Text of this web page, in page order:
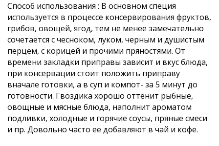
Способ использования : В основном специя
используется в процессе консервирования фруктов,
грибов, овощей, ягод, тем не менее замечательно
сочетается с чесноком, луком, черным и душистым
перцем, с корицей и прочими пряностями. От
времени закладки приправы зависит и вкус блюда,
при консервации стоит положить приправу
вначале готовки, а в суп и компот- за 5 минут до
готовности. Гвоздика хорошо оттенит рыбные,
овощные и мясные блюда, наполнит ароматом
подливки, холодные и горячие соусы, пряные смеси
и пр. Довольно часто ее добавляют в чай и кофе.